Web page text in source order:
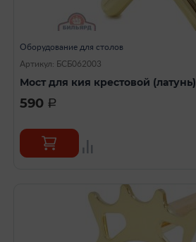
Оборудование для столов
Артикул: БСБ062003
Мост для кия крестовой (латунь)
590 a